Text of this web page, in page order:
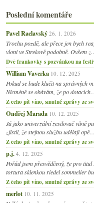
Poslední komentáře
Pavel Raclavský 26. 1. 2026
Trochu pozdě, ale přece jen bych
vloni ve Strekově podobně. Ovšem
Dvě frankovky s pozvánkou na
William Vaverka 10. 12. 2025
Pokud se bude klučit na správných
Nicméně se obávám, že po
Z čeho pít víno, smutné zprávy ze
Ondřej Marada 10. 12. 2025
Já jako univerzální zesilovač vůně
zjistil, že stejnou službu udělají opě…
Z čeho pít víno, smutné zprávy ze
p.j. 4. 12. 2025
Pořád jsem přesvědčený, že pro
tortura sklenkou riedel sommelier
Z čeho pít víno, smutné zprávy ze
merlot 10. 11. 2025